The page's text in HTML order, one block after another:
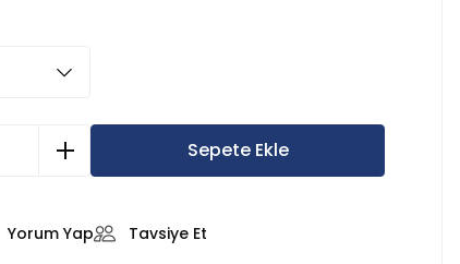
Sepete Ekle
Yorum Yap Tavsiye Et